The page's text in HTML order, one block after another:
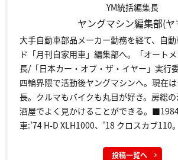
YM統括編集長
ヤングマシン編集部(ヤ
大手自動車部品メーカー勤務を経て、自
ド「月刊自家用車」編集部へ。「オート
長/「日本カー・オブ・ザ・イヤー」実行
四輪界隈で活動後ヤングマシンへ。現在
長。クルマもバイクも丸目が好き。房総
酒屋でよく見かけることができる。
車:'74 H-D XLH1000、'18 クロスカブ110。
投稿一覧へ